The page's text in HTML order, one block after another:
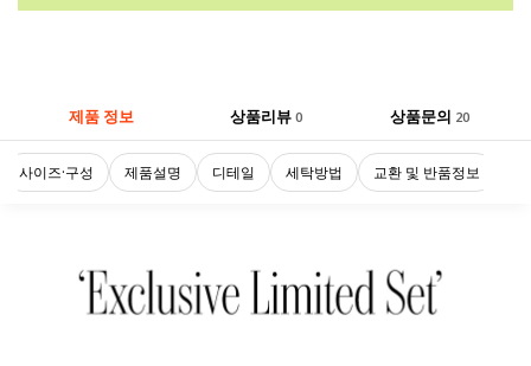
제품 정보 상품리뷰 0 상품문의 20
사이즈·구성 제품설명 디테일 세탁방법 교환 및 반품정보